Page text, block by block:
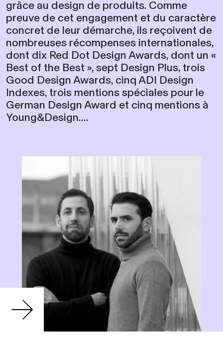
grâce au design de produits. Comme
preuve de cet engagement et du caractère
concret de leur démarche, ils reçoivent de
nombreuses récompenses internationales,
dont dix Red Dot Design Awards, dont un «
Best of the Best », sept Design Plus, trois
Good Design Awards, cinq ADI Design
Indexes, trois mentions spéciales pour le
German Design Award et cinq mentions à
Young&Design....